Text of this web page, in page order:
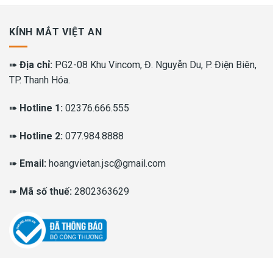
KÍNH MẮT VIỆT AN
➠ Địa chỉ: PG2-08 Khu Vincom, Đ. Nguyễn Du, P. Điện Biên,
TP. Thanh Hóa.
➠ Hotline 1: 02376.666.555
➠ Hotline 2: 077.984.8888
➠ Email: hoangvietan.jsc@gmail.com
➠ Mã số thuế: 2802363629